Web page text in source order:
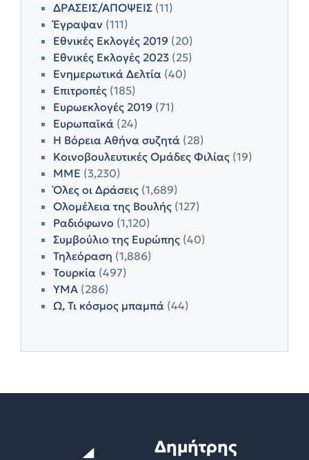
ΔΡΑΣΕΙΣ/ΑΠΟΨΕΙΣ (11)
Έγραψαν (111)
Εθνικές Εκλογές 2019 (20)
Εθνικές Εκλογές 2023 (25)
Ενημερωτικά Δελτία (40)
Επιτροπές (185)
Ευρωεκλογές 2019 (71)
Ευρωπαϊκά (24)
Η Βόρεια Αθήνα συζητά (28)
Κοινοβουλευτικές Ομάδες Φιλίας (19)
ΜΜΕ (3,230)
Όλες οι Δράσεις (1,689)
Ολομέλεια της Βουλής (127)
Ραδιόφωνο (1,120)
Συμβούλιο της Ευρώπης (40)
Τηλεόραση (1,886)
Τουρκία (497)
ΥΜΑ (286)
Ω, Τι κόσμος μπαμπά (44)
Δημήτρης